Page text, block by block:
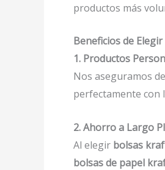
productos más
Beneficios de
1. Productos
Nos aseguramos
perfectamente con
2. Ahorro a Largo
Al elegir bolsas
bolsas de papel